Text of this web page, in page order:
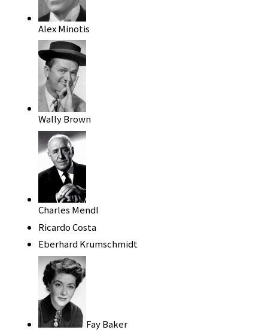
Alex Minotis
Wally Brown
Charles Mendl
Ricardo Costa
Eberhard Krumschmidt
Fay Baker